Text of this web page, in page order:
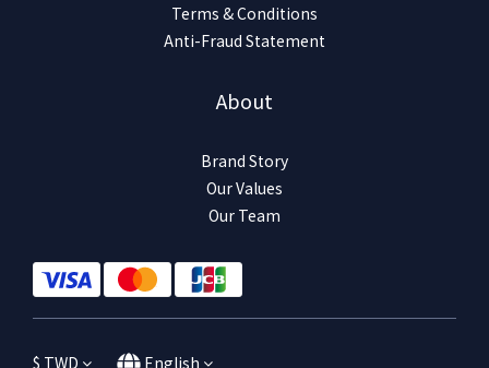
Terms & Conditions
Anti-Fraud Statement
About
Brand Story
Our Values
Our Team
$ TWD English